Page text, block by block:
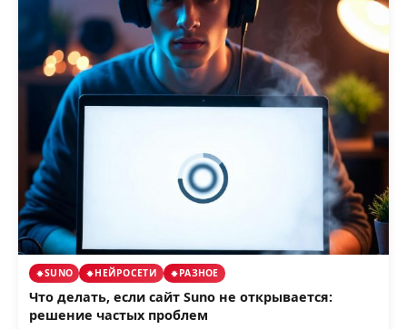
SUNO НЕЙРОСЕТИ РАЗНОЕ
Что делать, если сайт Suno не открывается:
решение частых проблем